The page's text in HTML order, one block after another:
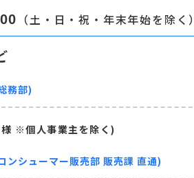
（土・日・祝・年末年始を除く）
務部)
※個人事業主を除く)
ンシューマー販売部 販売課 直通)